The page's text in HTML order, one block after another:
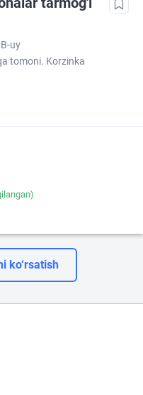
uy
tomoni. Korzinka
ko‘rsatish